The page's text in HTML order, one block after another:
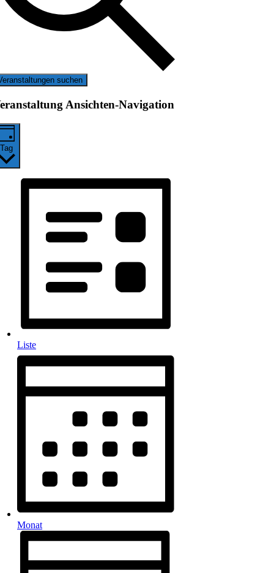
suchen
Ansichten-Navigation
Tag
Liste
Monat